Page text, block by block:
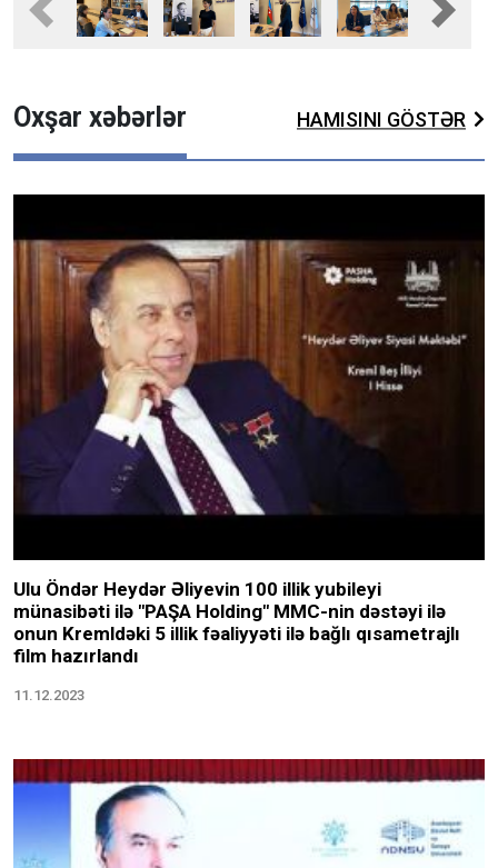
Previous Next
Oxşar xəbərlər HAMISINI GÖSTƏR
Ulu Öndər Heydər Əliyevin 100 illik yubileyi
münasibəti ilə "PAŞA Holding" MMC-nin dəstəyi ilə
onun Kremldəki 5 illik fəaliyyəti ilə bağlı qısametrajlı
film hazırlandı
11.12.2023